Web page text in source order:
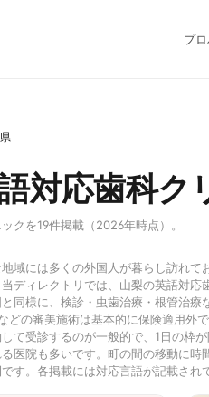
プ
対応歯科ク
クを19件掲載（2026年時点）。
域には多くの外国人が暮らし訪れ
ディレクトリでは、山梨の英語対
同様に、検診・虫歯治療・根管治
どの審美施術は基本的に保険適用外
て受診するのが一般的で、1日の枠
医院も多いです。町の間の移動に
す。各掲載には対応言語が記載され